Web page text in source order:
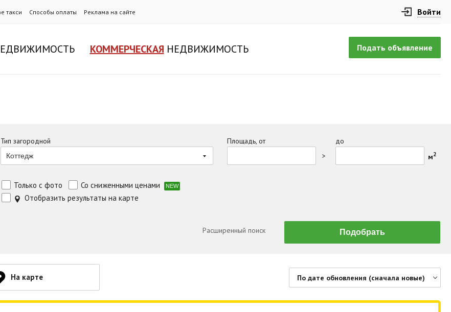
такси Способы оплаты Реклама на сайте Войти
Подать объявление
КОММЕРЧЕСКАЯ НЕДВИЖИМОСТЬ
Тип загородной
Коттедж
Площадь, от
>
до
м2
Только с фото Со сниженными ценами NEW
Отобразить результаты на карте
Расширенный поиск
На карте
По дате обновления (сначала новые)